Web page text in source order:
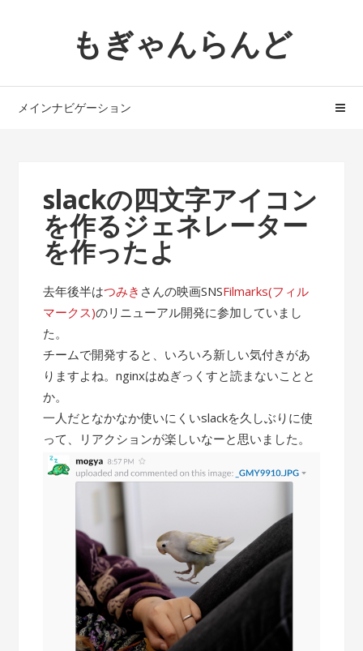
ョ
へ
もぎゃんらんど
メインナビゲーション
slackの四文字アイコン
を作るジェネレーター
を作ったよ
去年後半はつみき さんの映画SNSFilmarks(フィル
マークス)のリニューアル開発に参加していまし
た。
チームで開発すると、いろいろ新しい気付きがあ
りますよね。nginxはぬぎっくすと読まないことと
か。
一人だとなかなか使いにくいslackを久しぶりに使
って、リアクションが楽しいなーと思いました。